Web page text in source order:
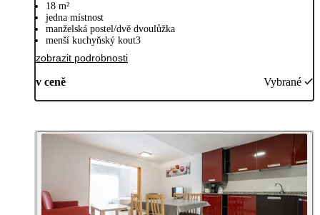
18 m²
jedna místnost
manželská postel/dvě dvoulůžka
menší kuchyňský kout3
zobrazit podrobnosti
v ceně Vybrané